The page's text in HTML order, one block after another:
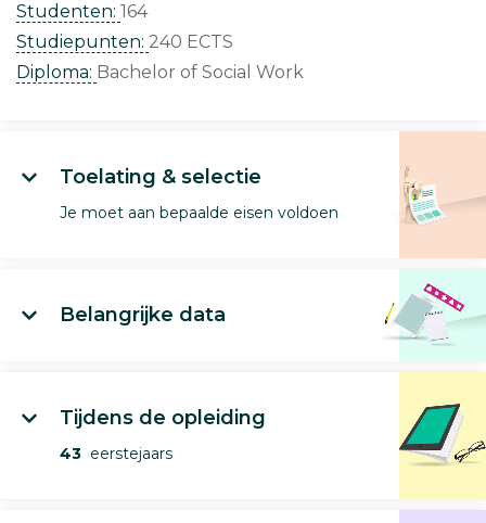
Studenten: 164
Studiepunten: 240 ECTS
Diploma: Bachelor of Social Work
Toelating & selectie
Je moet aan bepaalde eisen voldoen
Belangrijke data
Tijdens de opleiding
43 eerstejaars